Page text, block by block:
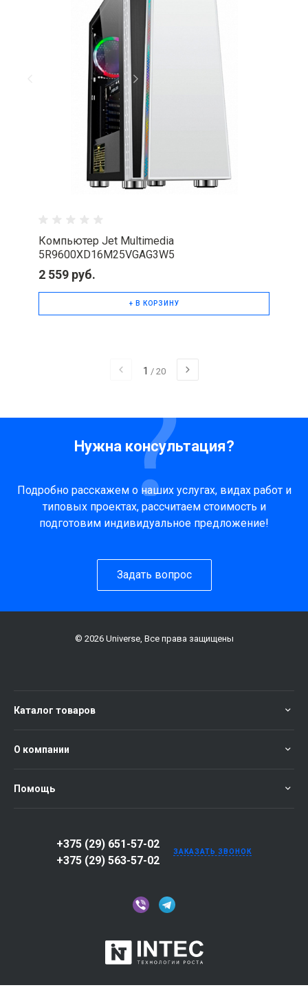
Компьютер Jet Multimedia
5R9600XD16M25VGAG3W5
2 559 руб.
+ В КОРЗИНУ
1 / 20
Нужна консультация?
Подробно расскажем о наших услугах, видах работ и
типовых проектах, рассчитаем стоимость и
подготовим индивидуальное предложение!
Задать вопрос
© 2026 Universe, Все права защищены
Каталог товаров
О компании
Помощь
+375 (29) 651-57-02
+375 (29) 563-57-02
ЗАКАЗАТЬ ЗВОНОК